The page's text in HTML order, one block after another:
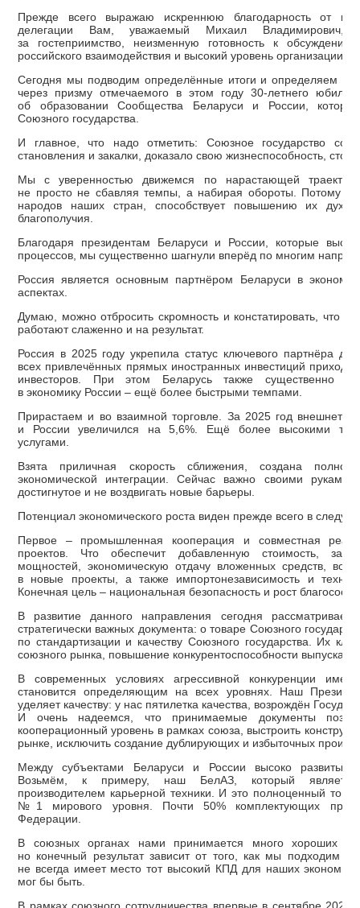
Прежде всего выражаю искреннюю благодарность от
делегации Вам, уважаемый Михаил
за гостеприимство, неизменную готовность к обсуждению
российского взаимодействия и высокий уровень организации
Сегодня мы подводим определённые итоги и определяем
через призму отмечаемого в этом году 30-летнего
об образовании Сообщества Беларуси и России,
Союзного государства.
И главное, что надо отметить: Союзное государство
становления и закалки, доказало свою жизнеспособность,
Мы с уверенностью движемся по нарастающей
не просто не сбавляя темпы, а набирая обороты. Потому
народов наших стран, способствует повышению их
благополучия.
Благодаря президентам Беларуси и России, которые
процессов, мы существенно шагнули вперёд по многим
Россия является основным партнёром Беларуси в
аспектах.
Думаю, можно отбросить скромность и констатировать, что
работают слаженно и на результат.
Россия в 2025 году укрепила статус ключевого партнёра
всех привлечённых прямых иностранных инвестиций
инвесторов. При этом Беларусь также существенно
в экономику России – ещё более быстрыми темпами.
Прирастаем и во взаимной торговле. За 2025 год
и России увеличился на 5,6%. Ещё более высокими
услугами.
Взята приличная скорость сближения, создана
экономической интеграции. Сейчас важно своими руками
достигнутое и не воздвигать новые барьеры.
Потенциал экономического роста виден прежде всего в
Первое – промышленная кооперация и совместная
проектов. Что обеспечит добавленную стоимость,
мощностей, экономическую отдачу вложенных средств,
в новые проекты, а также импортонезависимость и
Конечная цель – национальная безопасность и рост
В развитие данного направления сегодня рассматриваем
стратегически важных документа: о товаре Союзного
по стандартизации и качеству Союзного государства. Их
союзного рынка, повышение конкурентоспособности
В современных условиях агрессивной конкуренции
становится определяющим на всех уровнях. Наш
уделяет качеству: у нас пятилетка качества, возрождён
И очень надеемся, что принимаемые документы
кооперационный уровень в рамках союза, выстроить
рынке, исключить создание дублирующих и избыточных
Между субъектами Беларуси и России высоко развиты
Возьмём, к примеру, наш БелАЗ, который
производителем карьерной техники. И это полноценный
№1 мирового уровня. Почти 50% комплектующих
Федерации.
В союзных органах нами принимается много хороших и
но конечный результат зависит от того, как мы подходим к
не всегда имеет место тот высокий КПД для наших экономик,
мог бы быть.
В рамках союзного сотрудничества впервые в сентябре